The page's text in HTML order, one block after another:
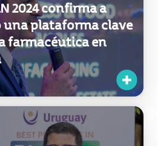
2024 confirma a
plataforma clave
farmacéutica en